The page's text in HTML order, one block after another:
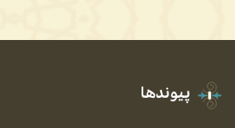
پیوندها